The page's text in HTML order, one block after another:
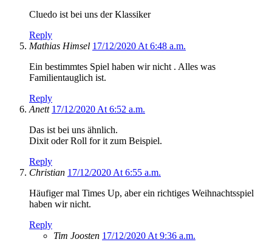
Cluedo ist bei uns der Klassiker
Reply
Mathias Himsel 17/12/2020 At 6:48 a.m.
Ein bestimmtes Spiel haben wir nicht . Alles was
Familientauglich ist.
Reply
Anett 17/12/2020 At 6:52 a.m.
Das ist bei uns ähnlich.
Dixit oder Roll for it zum Beispiel.
Reply
Christian 17/12/2020 At 6:55 a.m.
Häufiger mal Times Up, aber ein richtiges Weihnachtsspiel
haben wir nicht.
Reply
Tim Joosten 17/12/2020 At 9:36 a.m.